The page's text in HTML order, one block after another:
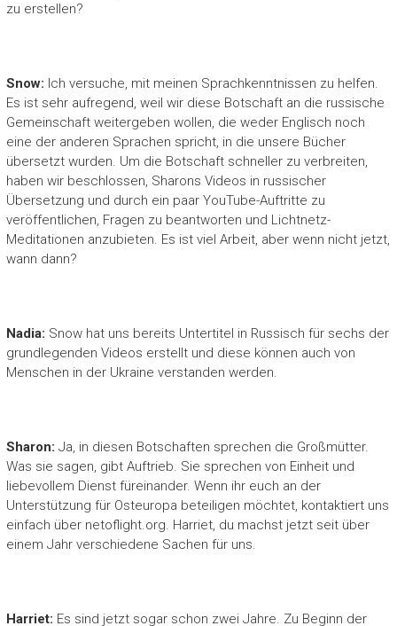
zu erstellen?
Snow: Ich versuche, mit meinen Sprachkenntnissen zu helfen.
Es ist sehr aufregend, weil wir diese Botschaft an die russische
Gemeinschaft weitergeben wollen, die weder Englisch noch
eine der anderen Sprachen spricht, in die unsere Bücher
übersetzt wurden. Um die Botschaft schneller zu verbreiten,
haben wir beschlossen, Sharons Videos in russischer
Übersetzung und durch ein paar YouTube-Auftritte zu
veröffentlichen, Fragen zu beantworten und Lichtnetz-
Meditationen anzubieten. Es ist viel Arbeit, aber wenn nicht jetzt,
wann dann?
Nadia: Snow hat uns bereits Untertitel in Russisch für sechs der
grundlegenden Videos erstellt und diese können auch von
Menschen in der Ukraine verstanden werden.
Sharon: Ja, in diesen Botschaften sprechen die Großmütter.
Was sie sagen, gibt Auftrieb. Sie sprechen von Einheit und
liebevollem Dienst füreinander. Wenn ihr euch an der
Unterstützung für Osteuropa beteiligen möchtet, kontaktiert uns
einfach über netoflight.org. Harriet, du machst jetzt seit über
einem Jahr verschiedene Sachen für uns.
Harriet: Es sind jetzt sogar schon zwei Jahre. Zu Beginn der